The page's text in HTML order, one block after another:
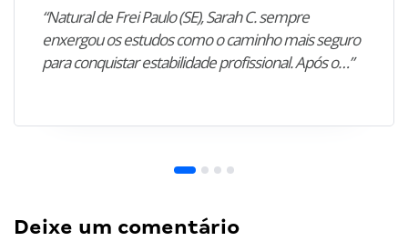
“Natural de Frei Paulo (SE), Sarah C. sempre
enxergou os estudos como o caminho mais seguro
para conquistar estabilidade profissional. Após o…”
Deixe um comentário